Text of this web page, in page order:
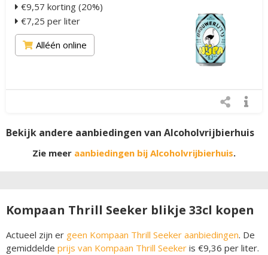
€9,57 korting (20%)
€7,25 per liter
Alléén online
Bekijk andere aanbiedingen van Alcoholvrijbierhuis
Zie meer aanbiedingen bij Alcoholvrijbierhuis.
Kompaan Thrill Seeker blikje 33cl kopen
Actueel zijn er geen Kompaan Thrill Seeker aanbiedingen. De
gemiddelde prijs van Kompaan Thrill Seeker is €9,36 per liter.